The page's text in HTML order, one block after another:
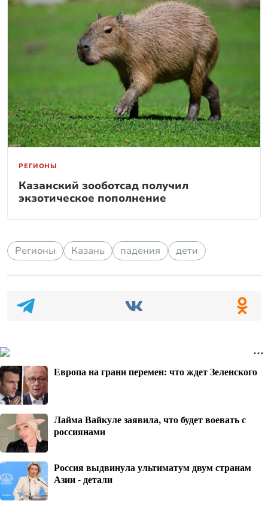
РЕГИОНЫ
Казанский зооботсад получил
экзотическое пополнение
Регионы Казань падения дети
Европа на грани перемен: что ждет Зеленского
Лайма Вайкуле заявила, что будет воевать с
россиянами
Россия выдвинула ультиматум двум странам
Азии - детали